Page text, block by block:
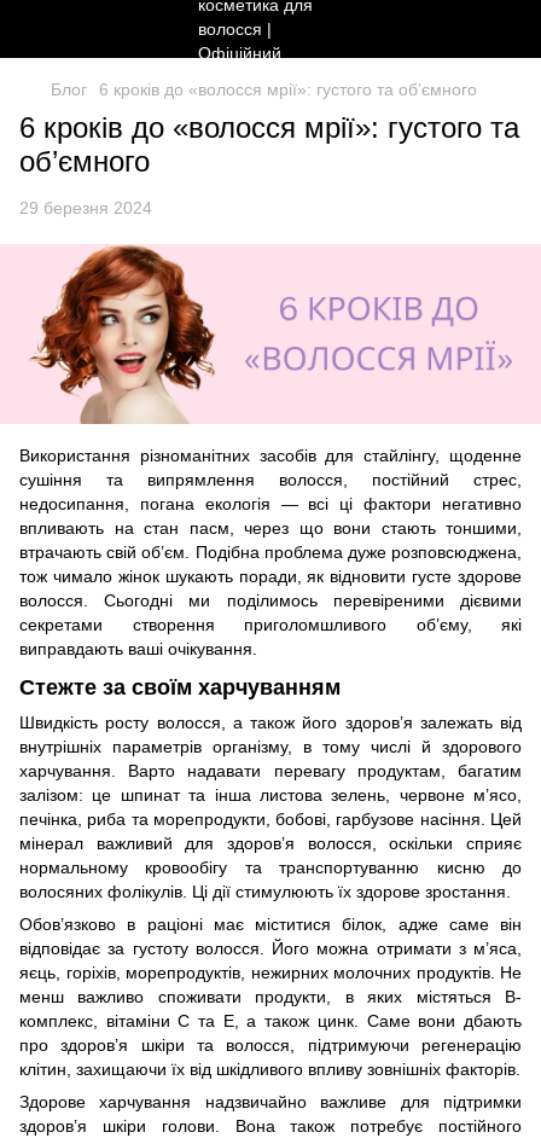
Блог 6 кроків до «волосся мрії»: густого та об’ємного
6 кроків до «волосся мрії»: густого та
об’ємного
29 березня 2024
Використання різноманітних засобів для стайлінгу, щоденне
сушіння та випрямлення волосся, постійний стрес,
недосипання, погана екологія — всі ці фактори негативно
впливають на стан пасм, через що вони стають тоншими,
втрачають свій об’єм. Подібна проблема дуже розповсюджена,
тож чимало жінок шукають поради, як відновити густе здорове
волосся. Сьогодні ми поділимось перевіреними дієвими
секретами створення приголомшливого об’єму, які
виправдають ваші очікування.
Стежте за своїм харчуванням
Швидкість росту волосся, а також його здоров’я залежать від
внутрішніх параметрів організму, в тому числі й здорового
харчування. Варто надавати перевагу продуктам, багатим
залізом: це шпинат та інша листова зелень, червоне м’ясо,
печінка, риба та морепродукти, бобові, гарбузове насіння. Цей
мінерал важливий для здоров’я волосся, оскільки сприяє
нормальному кровообігу та транспортуванню кисню до
волосяних фолікулів. Ці дії стимулюють їх здорове зростання.
Обов’язково в раціоні має міститися білок, адже саме він
відповідає за густоту волосся. Його можна отримати з м’яса,
яєць, горіхів, морепродуктів, нежирних молочних продуктів. Не
менш важливо споживати продукти, в яких містяться В-
комплекс, вітаміни С та Е, а також цинк. Саме вони дбають
про здоров’я шкіри та волосся, підтримуючи регенерацію
клітин, захищаючи їх від шкідливого впливу зовнішніх факторів.
Здорове харчування надзвичайно важливе для підтримки
здоров’я шкіри голови. Вона також потребує постійного